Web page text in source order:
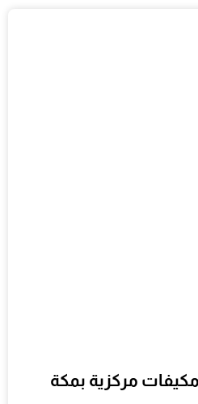
مركزية بمكة